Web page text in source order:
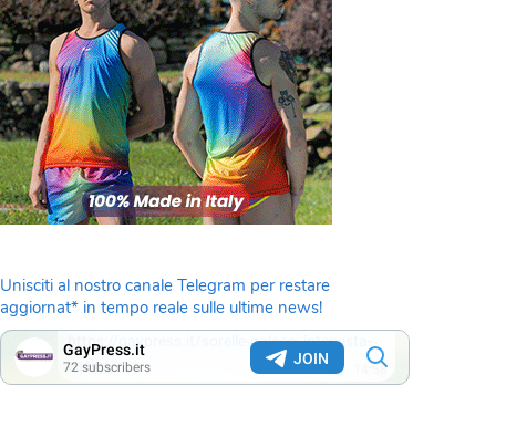
Unisciti al nostro canale Telegram per restare
aggiornat* in tempo reale sulle ultime news!